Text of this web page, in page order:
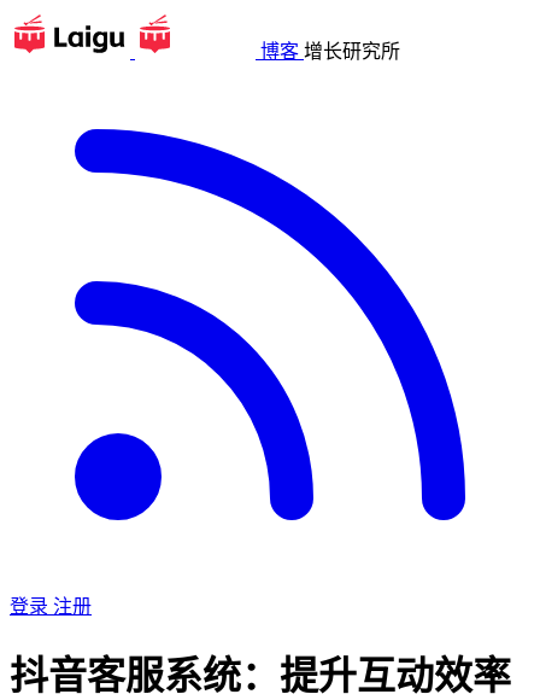
博客 增长研究所
登录 注册
抖音客服系统：提升互动效率